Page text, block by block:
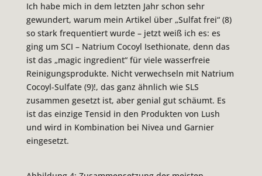
Ich habe mich in dem letzten Jahr schon sehr
gewundert, warum mein Artikel über „Sulfat frei“ (8)
so stark frequentiert wurde – jetzt weiß ich es: es
ging um SCI – Natrium Cocoyl Isethionate, denn das
ist das „magic ingredient“ für viele wasserfreie
Reinigungsprodukte. Nicht verwechseln mit Natrium
Cocoyl-Sulfate (9)!, das ganz ähnlich wie SLS
zusammen gesetzt ist, aber genial gut schäumt. Es
ist das einzige Tensid in den Produkten von Lush
und wird in Kombination bei Nivea und Garnier
eingesetzt.